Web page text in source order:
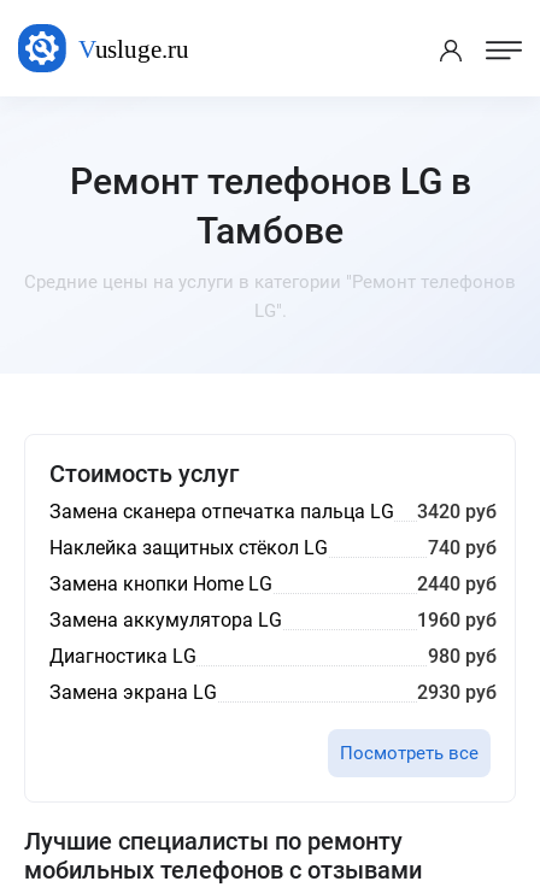
Ремонт телефонов LG в
Тамбове
Средние цены на услуги в категории "Ремонт телефонов
LG".
Стоимость услуг
Замена сканера отпечатка пальца LG
3420 руб
Наклейка защитных стёкол LG
740 руб
Замена кнопки Home LG
2440 руб
Замена аккумулятора LG
1960 руб
Диагностика LG
980 руб
Замена экрана LG
2930 руб
Посмотреть все
Лучшие специалисты по ремонту
мобильных телефонов с отзывами